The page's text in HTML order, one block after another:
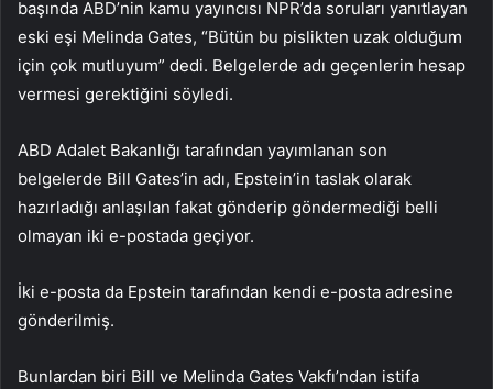
başında ABD’nin kamu yayıncısı NPR’da soruları yanıtlayan
eski eşi Melinda Gates, “Bütün bu pislikten uzak olduğum
için çok mutluyum” dedi. Belgelerde adı geçenlerin hesap
vermesi gerektiğini söyledi.
ABD Adalet Bakanlığı tarafından yayımlanan son
belgelerde Bill Gates’in adı, Epstein’in taslak olarak
hazırladığı anlaşılan fakat gönderip göndermediği belli
olmayan iki e-postada geçiyor.
İki e-posta da Epstein tarafından kendi e-posta adresine
gönderilmiş.
Bunlardan biri Bill ve Melinda Gates Vakfı’ndan istifa